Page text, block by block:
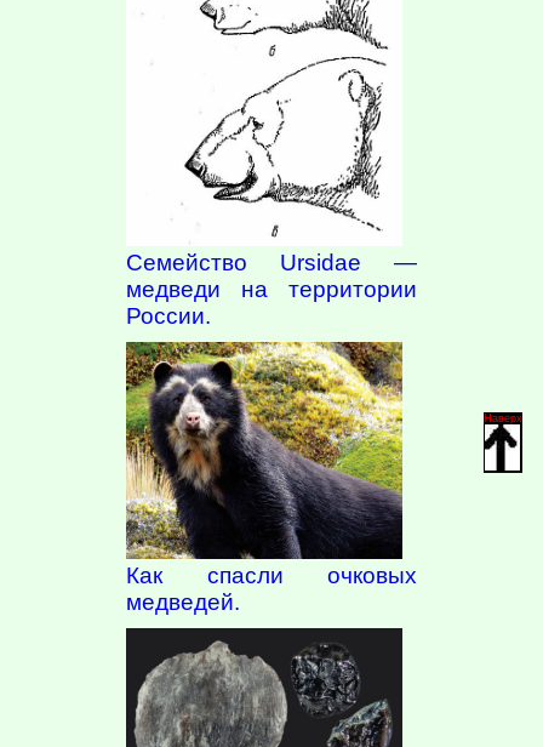
Семейство Ursidae —
медведи на территории
России.
Как спасли очковых
медведей.
Наверх